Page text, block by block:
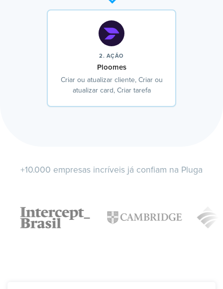
2. AÇÃO
Ploomes
Criar ou atualizar cliente, Criar ou
atualizar card, Criar tarefa
+10.000 empresas incríveis já confiam na Pluga